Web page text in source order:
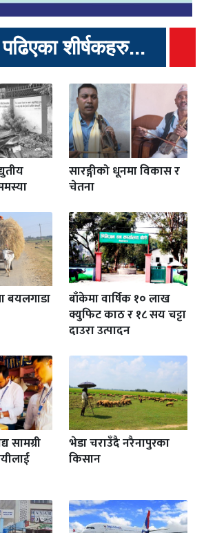
शीर्षकहरु...
सारङ्गीको धूनमा विकास र
चेतना
बयलगाडा
बाँकेमा वार्षिक १० लाख
क्युफिट काठ र १८ सय चट्टा
दाउरा उत्पादन
सामग्री
भेडा चराउँदै नरैनापुरका
किसान